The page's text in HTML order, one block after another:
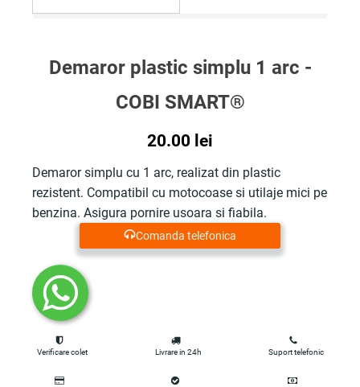
Demaror plastic simplu 1 arc -
COBI SMART®
20.00 lei
Demaror simplu cu 1 arc, realizat din plastic
rezistent. Compatibil cu motocoase si utilaje mici pe
benzina. Asigura pornire usoara si fiabila.
Comanda telefonica
Verificare colet Livrare in 24h Suport telefonic